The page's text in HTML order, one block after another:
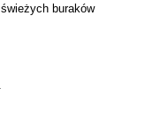
buraków